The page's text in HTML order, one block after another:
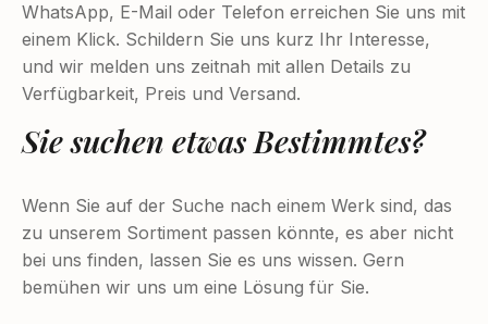
WhatsApp, E-Mail oder Telefon erreichen Sie uns mit
einem Klick. Schildern Sie uns kurz Ihr Interesse,
und wir melden uns zeitnah mit allen Details zu
Verfügbarkeit, Preis und Versand.
Sie suchen etwas Bestimmtes?
Wenn Sie auf der Suche nach einem Werk sind, das
zu unserem Sortiment passen könnte, es aber nicht
bei uns finden, lassen Sie es uns wissen. Gern
bemühen wir uns um eine Lösung für Sie.